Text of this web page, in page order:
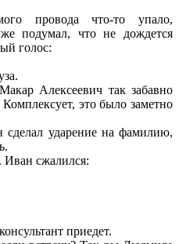
провода что-то упало,
подумал, что не дождется
голос:
Алексеевич так забавно
это было заметно
ударение на фамилию,
Иван сжалился:
приедет.